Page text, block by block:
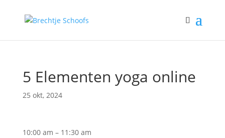
5 Elementen yoga online
25 okt, 2024
510:00 am – 11:30 am